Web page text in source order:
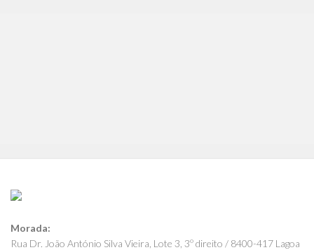
Morada:
Rua Dr. João António Silva Vieira, Lote 3, 3º direito / 8400-417 Lagoa